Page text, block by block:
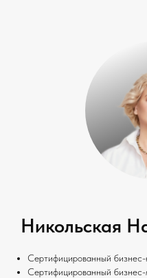
Никольская
Сертифицированный бизнес-
Сертифицированный